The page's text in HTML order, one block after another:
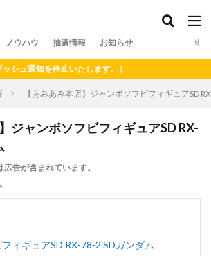
ノウハウ 抽選情報 お知らせ
知を停止いたします。）
【あみあみ本店】ジャンボソフビフィギュアSD
ジャンボソフビフィギュアSD RX-
告が含まれています。
ィギュアSD RX-78-2 SDガンダム